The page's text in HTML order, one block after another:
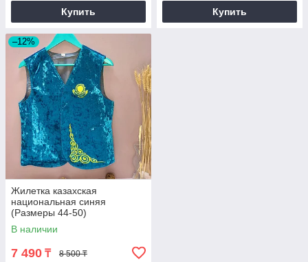
Купить Купить
–12%
Жилетка казахская
национальная синяя
(Размеры 44-50)
В наличии
7 490 ₸ 8 500 ₸